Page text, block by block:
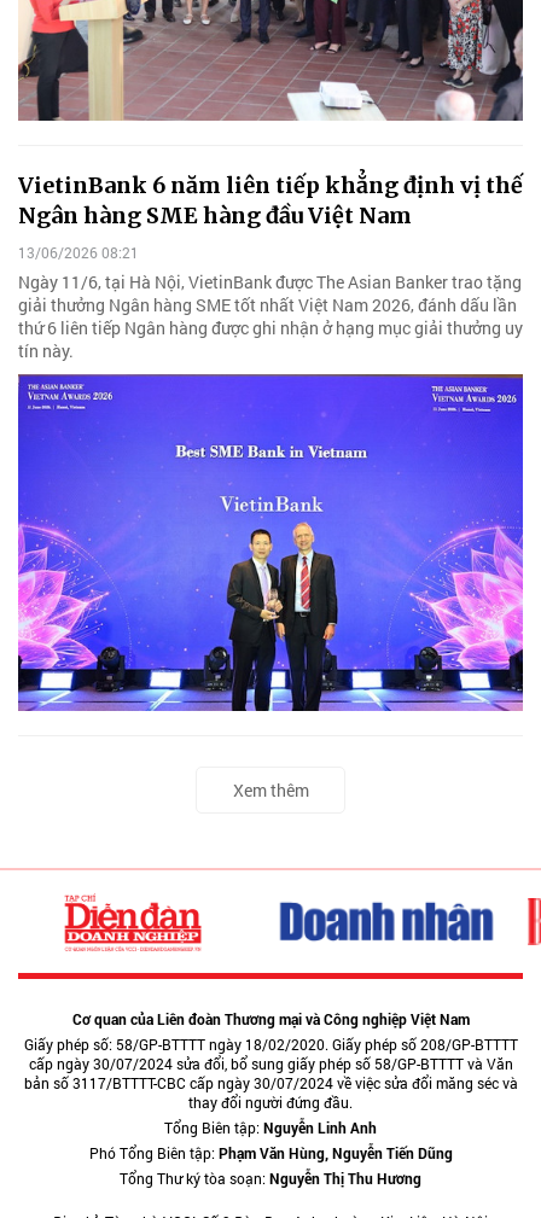
VietinBank 6 năm liên tiếp khẳng định vị thế
Ngân hàng SME hàng đầu Việt Nam
13/06/2026 08:21
Ngày 11/6, tại Hà Nội, VietinBank được The Asian Banker trao tặng
giải thưởng Ngân hàng SME tốt nhất Việt Nam 2026, đánh dấu lần
thứ 6 liên tiếp Ngân hàng được ghi nhận ở hạng mục giải thưởng uy
tín này.
Xem thêm
Cơ quan của Liên đoàn Thương mại và Công nghiệp Việt Nam
Giấy phép số: 58/GP-BTTTT ngày 18/02/2020. Giấy phép số 208/GP-BTTTT
cấp ngày 30/07/2024 sửa đổi, bổ sung giấy phép số 58/GP-BTTTT và Văn
bản số 3117/BTTTT-CBC cấp ngày 30/07/2024 về việc sửa đổi măng séc và
thay đổi người đứng đầu.
Tổng Biên tập:Nguyễn Linh Anh
Phó Tổng Biên tập:Phạm Văn Hùng, Nguyễn Tiến Dũng
Tổng Thư ký tòa soạn:Nguyễn Thị Thu Hương